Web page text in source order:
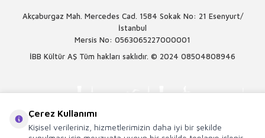
Akçaburgaz Mah. Mercedes Cad. 1584 Sokak No: 21 Esenyurt/
İstanbul
Mersis No: 0563065227000001
İBB Kültür AŞ Tüm hakları saklıdır. © 2024 08504808946
Çerez Kullanımı
Kişisel verileriniz, hizmetlerimizin daha iyi bir şekilde